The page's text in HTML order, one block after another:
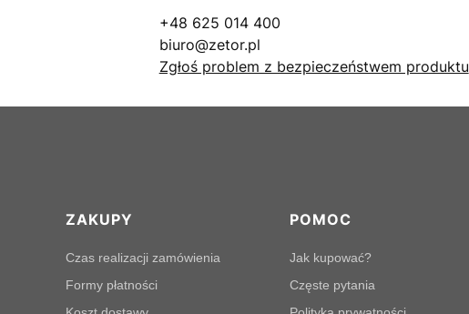
+48 625 014 400
biuro@zetor.pl
Zgłoś problem z bezpieczeństwem produktu
Linki w stopce
ZAKUPY
Czas realizacji zamówienia
Formy płatności
POMOC
Jak kupować?
Częste pytania